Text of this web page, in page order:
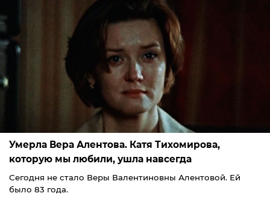
Умерла Вера Алентова. Катя Тихомирова,
которую мы любили, ушла навсегда
Сегодня не стало Веры Валентиновны Алентовой. Ей
было 83 года.